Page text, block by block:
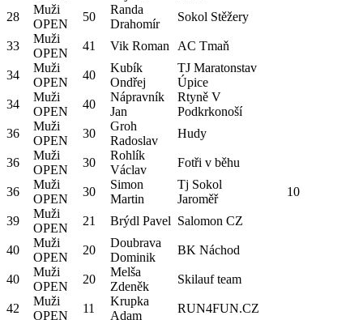
28
Muži
OPEN
50
Randa
Drahomír
Sokol Stěžery
33
Muži
OPEN
41 Vik Roman AC Tmaň
34
Muži
OPEN
40
Kubík
Ondřej
TJ Maratonstav
Úpice
34
Muži
OPEN
40
Nápravník
Jan
Rtyně V
Podkrkonoší
36
Muži
OPEN
30
Groh
Radoslav
Hudy
36
Muži
OPEN
30
Rohlík
Václav
Fotři v běhu
36
Muži
OPEN
30
Simon
Martin
Tj Sokol
Jaroměř
10
39
Muži
OPEN
21 Brýdl Pavel Salomon CZ
40
Muži
OPEN
20
Doubrava
Dominik
BK Náchod
40
Muži
OPEN
20
Melša
Zdeněk
Skilauf team
42
Muži
OPEN
11
Krupka
Adam
RUN4FUN.CZ